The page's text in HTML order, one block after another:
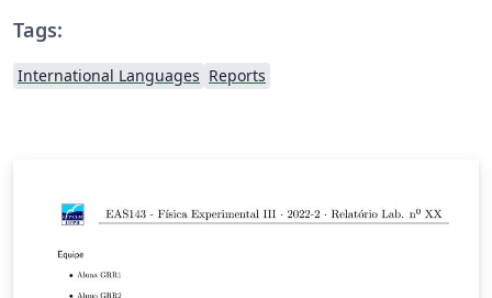
Tags:
International Languages Reports